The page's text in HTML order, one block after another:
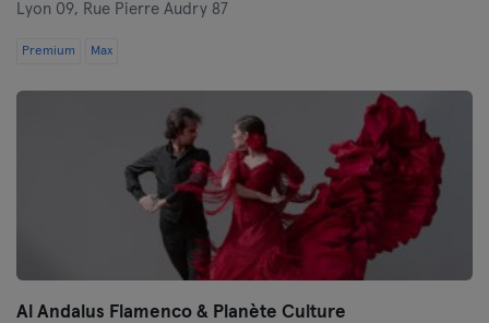
Lyon 09, Rue Pierre Audry 87
Premium Max
Al Andalus Flamenco & Planète Culture